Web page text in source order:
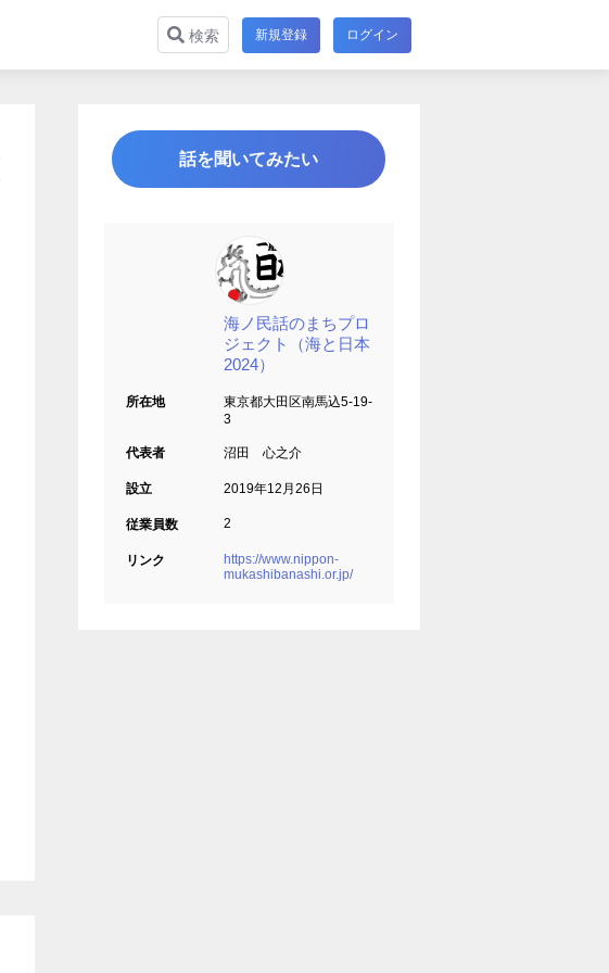
検索 新規登録 ログイン
話を聞いてみたい
海ノ民話のまちプロ
ジェクト（海と日本
2024）
所在地
東京都大田区南馬込5-19-
3
代表者 沼田 心之介
設立 2019年12月26日
従業員数 2
リンク
https://www.nippon-
mukashibanashi.or.jp/